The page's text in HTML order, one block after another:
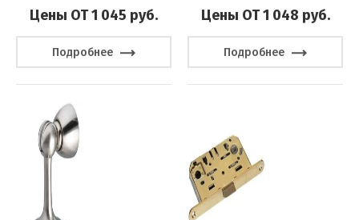
Цены ОТ 1 045 руб.
Подробнее
Цены ОТ 1 048 руб.
Подробнее